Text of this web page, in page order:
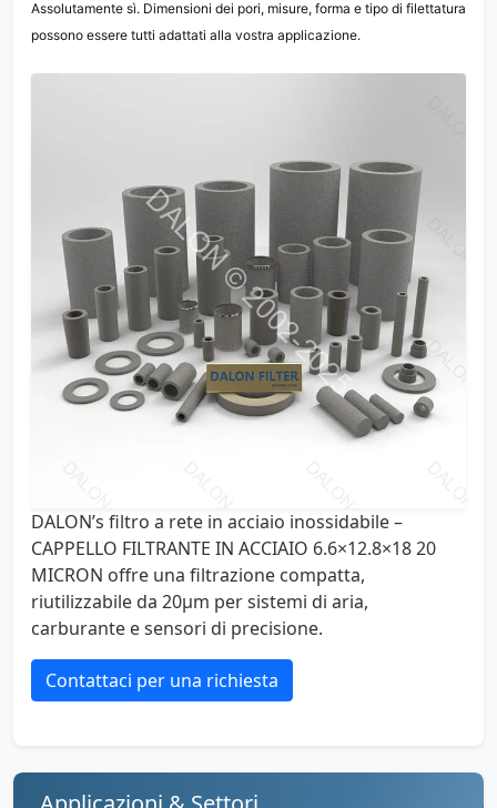
Assolutamente sì. Dimensioni dei pori, misure, forma e tipo di filettatura
possono essere tutti adattati alla vostra applicazione.
DALON’s filtro a rete in acciaio inossidabile –
CAPPELLO FILTRANTE IN ACCIAIO 6.6×12.8×18 20
MICRON offre una filtrazione compatta,
riutilizzabile da 20µm per sistemi di aria,
carburante e sensori di precisione.
Contattaci per una richiesta